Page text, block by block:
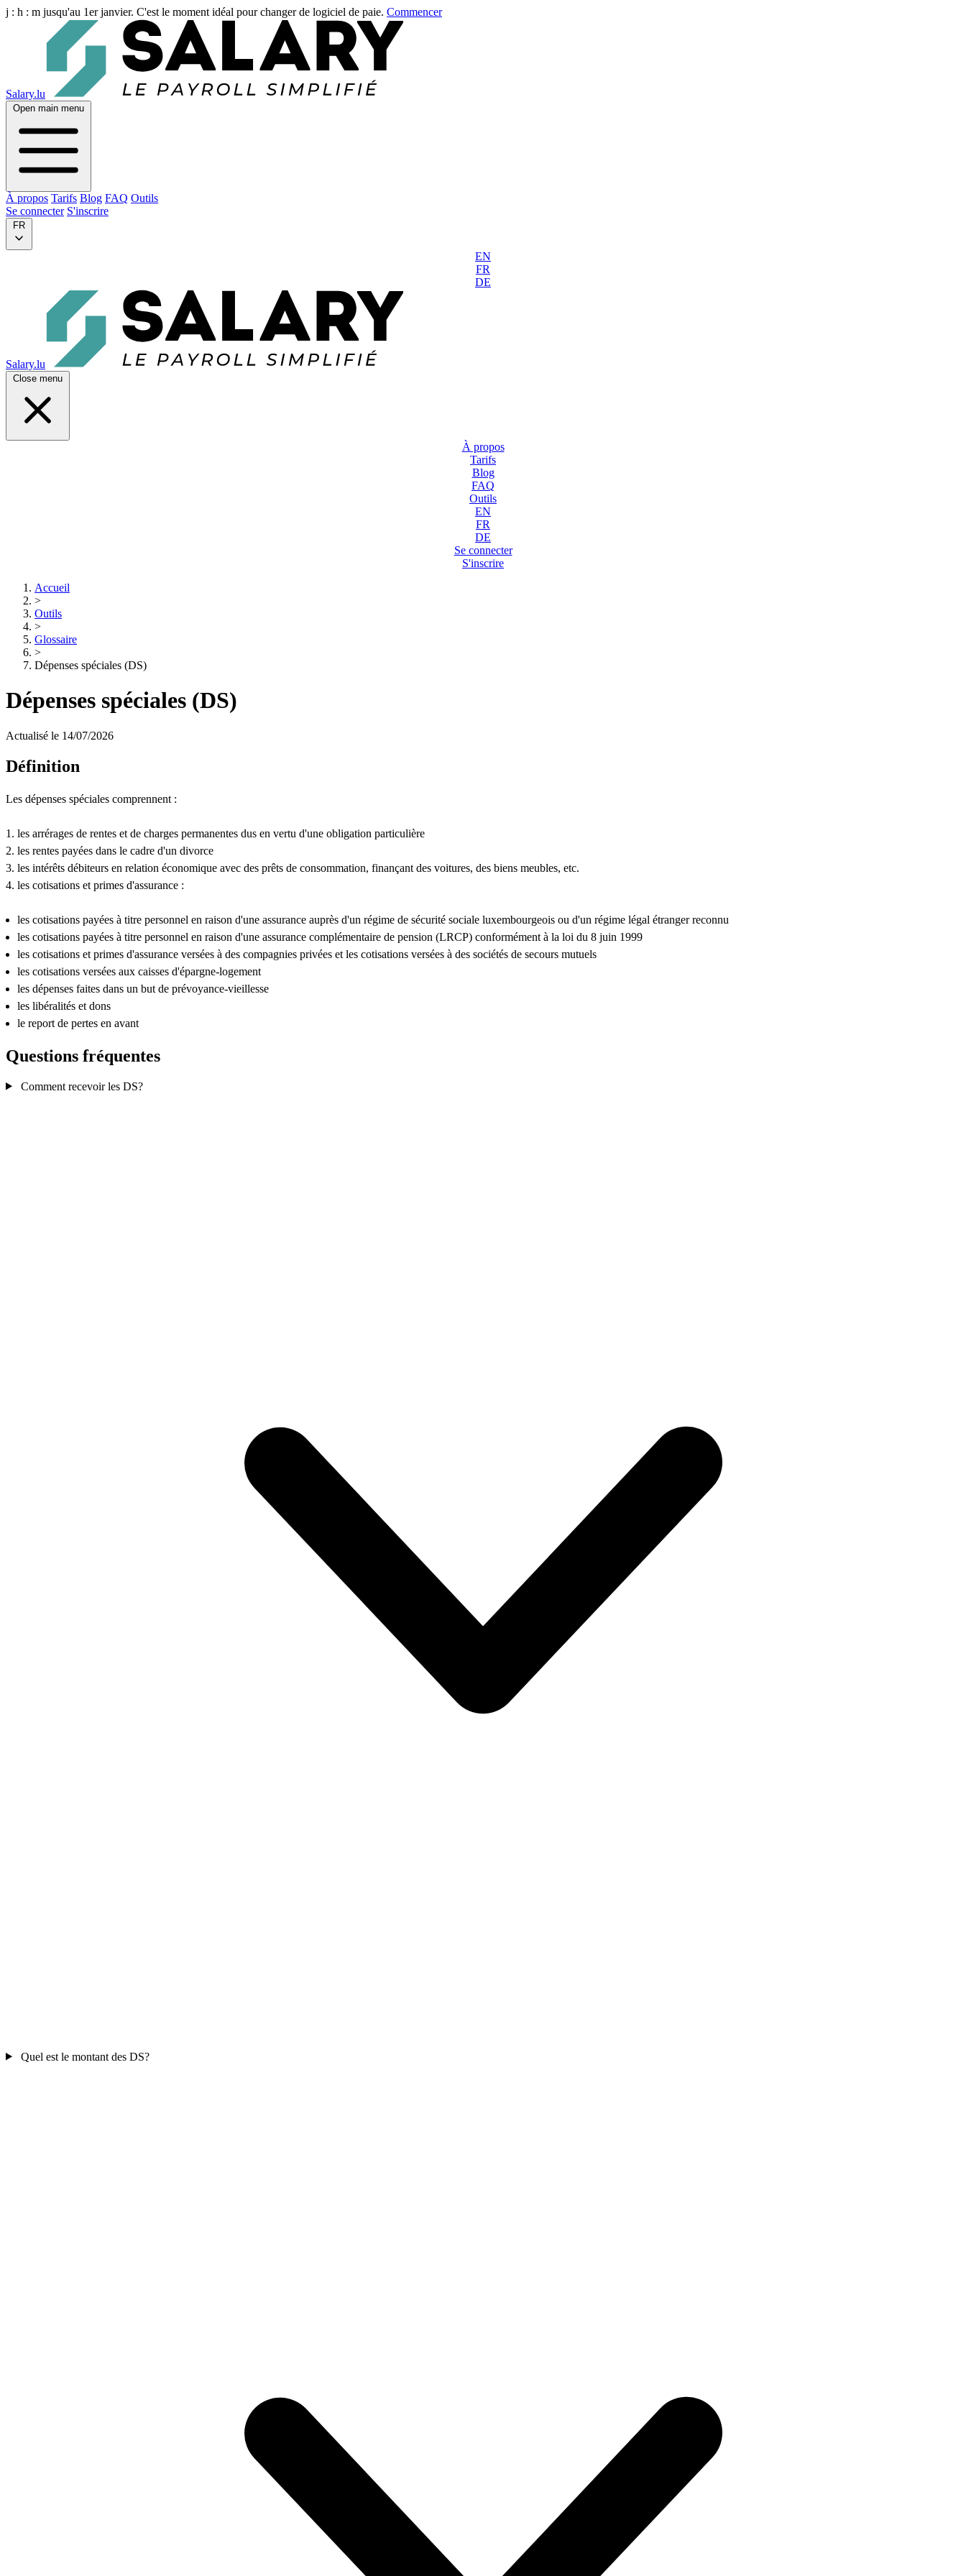
j : h : m jusqu'au 1er janvier. C'est le moment idéal pour changer de logiciel de paie. Commencer
Salary.lu
Open main menu
À propos Tarifs Blog FAQ Outils
Se connecter S'inscrire
FR
EN
FR
DE
Salary.lu
Close menu
À propos
Tarifs
Blog
FAQ
Outils
EN
FR
DE
Se connecter
S'inscrire
Accueil
>
Outils
>
Glossaire
>
Dépenses spéciales (DS)
Dépenses spéciales (DS)
Actualisé le 14/07/2026
Définition
Les dépenses spéciales comprennent :
les arrérages de rentes et de charges permanentes dus en vertu d'une obligation particulière
les rentes payées dans le cadre d'un divorce
les intérêts débiteurs en relation économique avec des prêts de consommation, finançant des voitures, des biens meubles, etc.
les cotisations et primes d'assurance :
les cotisations payées à titre personnel en raison d'une assurance auprès d'un régime de sécurité sociale luxembourgeois ou d'un régime légal étranger reconnu
les cotisations payées à titre personnel en raison d'une assurance complémentaire de pension (LRCP) conformément à la loi du 8 juin 1999
les cotisations et primes d'assurance versées à des compagnies privées et les cotisations versées à des sociétés de secours mutuels
les cotisations versées aux caisses d'épargne-logement
les dépenses faites dans un but de prévoyance-vieillesse
les libéralités et dons
le report de pertes en avant
Questions fréquentes
Comment recevoir les DS?
Quel est le montant des DS?